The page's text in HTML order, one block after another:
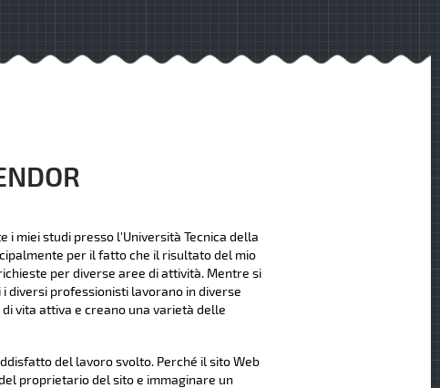
miei studi presso l'Università Tecnica della
per il fatto che il risultato del mio
per diverse aree di attività. Mentre si
diversi professionisti lavorano in diverse
vita attiva e creano una varietà delle
del lavoro svolto. Perché il sito Web
proprietario del sito e immaginare un